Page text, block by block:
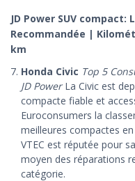
JD Power SUV
Recommandée |
km
Honda Civic Top 5
JD PowerLa Civic est
compacte fiable et
Euroconsumers la
meilleures compactes
VTEC est réputée pour
moyen des réparations
catégorie.